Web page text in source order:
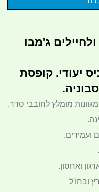
ג'מבו
יעודי. קופסת
מומלץ לחובבי סדר.
ועמידים.
ואחסון.
ובחו'ל